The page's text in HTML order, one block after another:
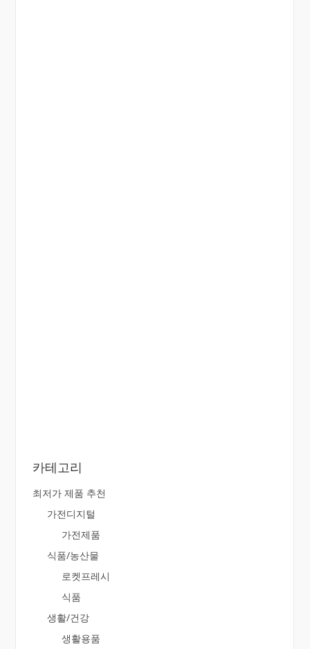
카테고리
최저가 제품 추천
가전디지털
가전제품
식품/농산물
로켓프레시
식품
생활/건강
생활용품